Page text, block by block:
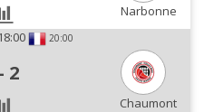
Narbonne
20:00
- 2
Chaumont